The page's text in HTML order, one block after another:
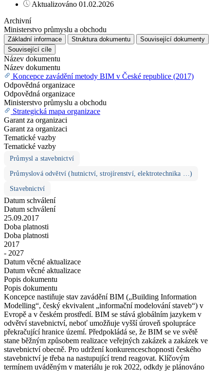
Aktualizováno 01.02.2026
Archivní
Ministerstvo průmyslu a obchodu
Základní informace Struktura dokumentu
Související dokumenty
Související cíle
Název dokumentu
Název dokumentu
Koncepce zavádění metody BIM v České republice (2017)
Odpovědná organizace
Odpovědná organizace
Ministerstvo průmyslu a obchodu
Strategická mapa organizace
Garant za organizaci
Garant za organizaci
Tematické vazby
Tematické vazby
Průmysl a stavebnictví
Průmyslová odvětví (hutnictví, strojírenství, elektrotechnika …)
Stavebnictví
Datum schválení
Datum schválení
25.09.2017
Doba platnosti
Doba platnosti
2017
- 2027
Datum věcné aktualizace
Datum věcné aktualizace
Popis dokumentu
Popis dokumentu
Koncepce nastiňuje stav zavádění BIM („Building Information
Modelling“, český ekvivalent „informační modelování staveb“) v
Evropě a v českém prostředí. BIM se stává globálním jazykem v
odvětví stavebnictví, neboť umožňuje vyšší úroveň spolupráce
překračující hranice území. Předpokládá se, že BIM se ve světě
stane běžným způsobem realizace veřejných zakázek a zakázek ve
stavebnictví obecně. Pro udržení konkurenceschopnosti českého
stavebnictví je třeba na nastupující trend reagovat. Klíčovým
termínem uváděným v materiálu je rok 2022, odkdy je plánováno